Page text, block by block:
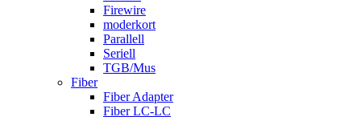
Firewire
moderkort
Parallell
Seriell
TGB/Mus
Fiber
Fiber Adapter
Fiber LC-LC